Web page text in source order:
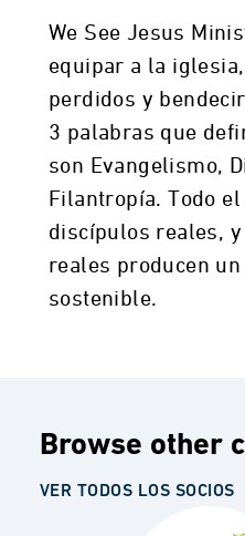
We See Jesus
equipar a la
perdidos y
3 palabras que
son Evangelismo,
Filantropía. Todo
discípulos reales,
reales producen
sostenible.
Browse other
VER TODOS LOS SOCIOS